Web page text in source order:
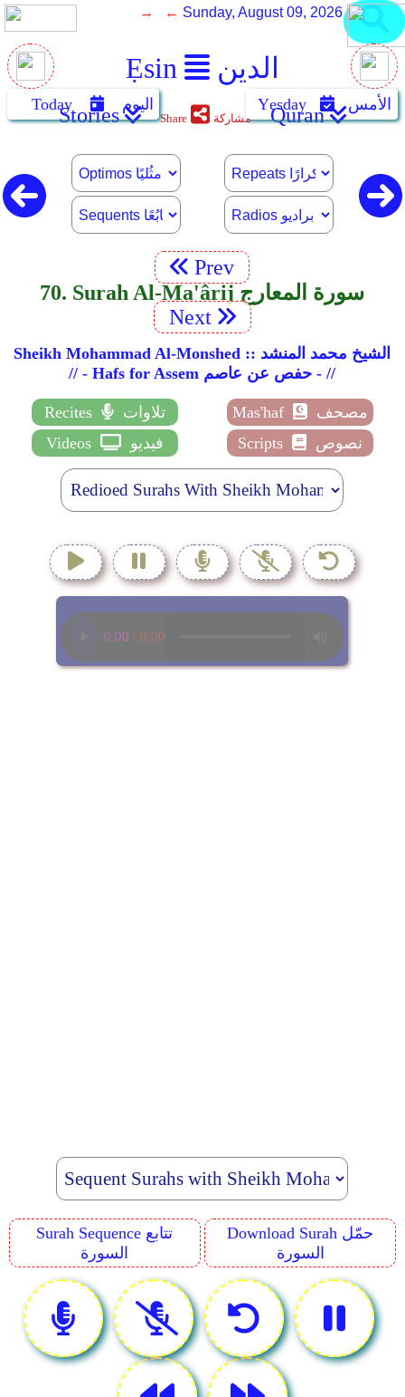
Ẹsin الدين
→ ← Sunday, August 09, 2026
Today اليوم Yẹsday الأمس Stories Share مشاركة Quran
Prev
70. Surah Al-Ma'ârij سورة المعارج
Next
Sheikh Mohammad Al-Monshed :: الشيخ محمد المنشد
// - Hafs for Assem حفص عن عاصم - //
Recites تلاوات Mas'haf
مصحف
Videos
فيديو Scripts نصوص
Surah Sequence تتابع
السورة
Download Surah حمّل
السورة